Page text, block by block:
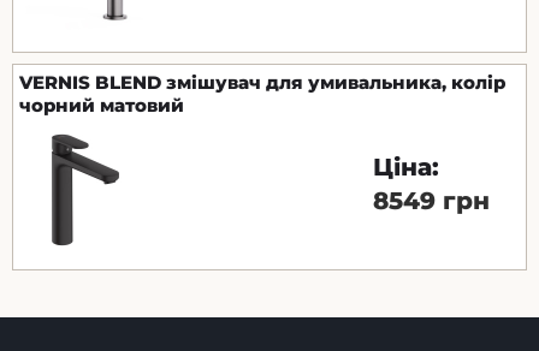
VERNIS BLEND змішувач для умивальника, колір
чорний матовий
Ціна:
8549 грн